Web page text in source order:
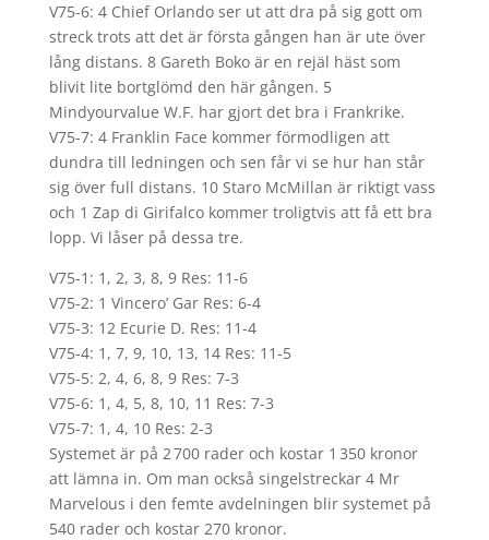
V75-6: 4 Chief Orlando ser ut att dra på sig gott om
streck trots att det är första gången han är ute över
lång distans. 8 Gareth Boko är en rejäl häst som
blivit lite bortglömd den här gången. 5
Mindyourvalue W.F. har gjort det bra i Frankrike.
V75-7: 4 Franklin Face kommer förmodligen att
dundra till ledningen och sen får vi se hur han står
sig över full distans. 10 Staro McMillan är riktigt vass
och 1 Zap di Girifalco kommer troligtvis att få ett bra
lopp. Vi låser på dessa tre.
V75-1: 1, 2, 3, 8, 9 Res: 11-6
V75-2: 1 Vincero’ Gar Res: 6-4
V75-3: 12 Ecurie D. Res: 11-4
V75-4: 1, 7, 9, 10, 13, 14 Res: 11-5
V75-5: 2, 4, 6, 8, 9 Res: 7-3
V75-6: 1, 4, 5, 8, 10, 11 Res: 7-3
V75-7: 1, 4, 10 Res: 2-3
Systemet är på 2 700 rader och kostar 1 350 kronor
att lämna in. Om man också singelstreckar 4 Mr
Marvelous i den femte avdelningen blir systemet på
540 rader och kostar 270 kronor.